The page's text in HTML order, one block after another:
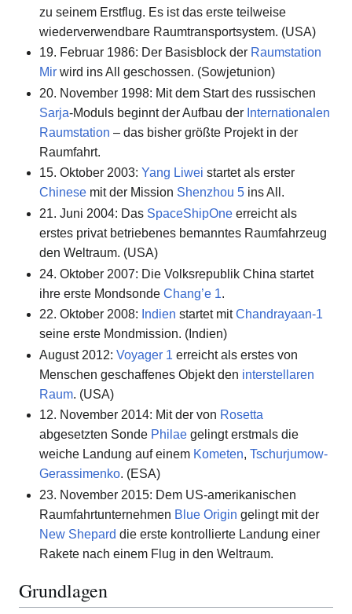
zu seinem Erstflug. Es ist das erste teilweise
wiederverwendbare Raumtransportsystem. (USA)
19. Februar 1986: Der Basisblock der Raumstation
Mirwird ins All geschossen. (Sowjetunion)
20. November 1998: Mit dem Start des russischen
Sarja-Moduls beginnt der Aufbau der Internationalen
Raumstation – das bisher größte Projekt in der
Raumfahrt.
15. Oktober 2003: Yang Liwei startet als erster
Chinesemit der Mission Shenzhou 5ins All.
21. Juni 2004: Das SpaceShipOneerreicht als
erstes privat betriebenes bemanntes Raumfahrzeug
den Weltraum. (USA)
24. Oktober 2007: Die Volksrepublik China startet
ihre erste Mondsonde Chang’e 1.
22. Oktober 2008: Indien startet mitChandrayaan-1
seine erste Mondmission. (Indien)
August 2012: Voyager 1 erreicht als erstes von
Menschen geschaffenes Objekt den interstellaren
Raum. (USA)
12. November 2014: Mit der von Rosetta
abgesetzten Sonde Philaegelingt erstmals die
weiche Landung auf einem Kometen, Tschurjumow-
Gerassimenko. (ESA)
23. November 2015: Dem US-amerikanischen
Raumfahrtunternehmen Blue Origin gelingt mit der
New Shepard die erste kontrollierte Landung einer
Rakete nach einem Flug in den Weltraum.
Grundlagen